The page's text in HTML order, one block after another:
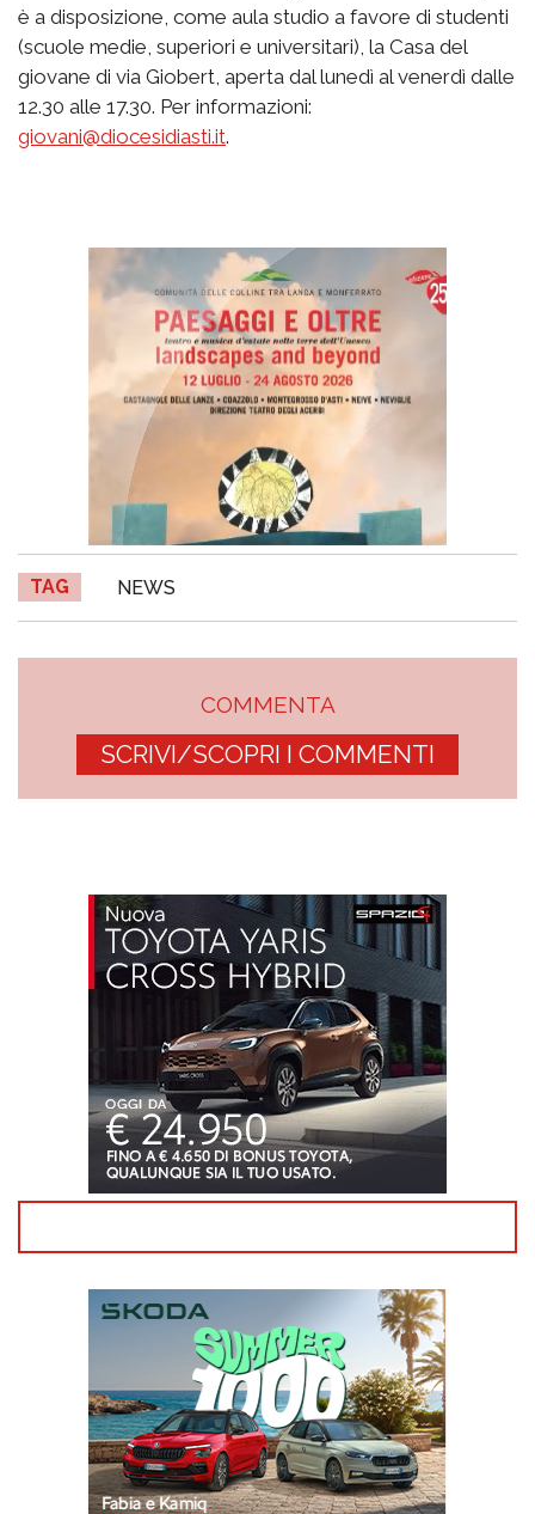
è a disposizione, come aula studio a favore di studenti
(scuole medie, superiori e universitari), la Casa del
giovane di via Giobert, aperta dal lunedì al venerdì dalle
12.30 alle 17.30. Per informazioni:
giovani@diocesidiasti.it.
TAG NEWS
COMMENTA
SCRIVI/SCOPRI I COMMENTI